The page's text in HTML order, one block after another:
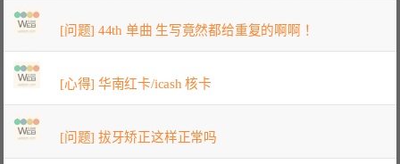
[问题] 44th 单曲 生写竟然都给重复的啊啊！
[心得] 华南红卡/icash 核卡
[问题] 拔牙矫正这样正常吗